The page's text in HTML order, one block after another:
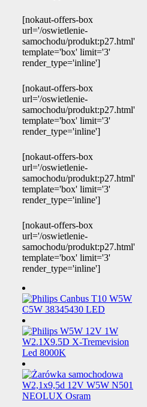
[nokaut-offers-box
url='/oswietlenie-
samochodu/produkt:p27.html'
template='box' limit='3'
render_type='inline']
[nokaut-offers-box
url='/oswietlenie-
samochodu/produkt:p27.html'
template='box' limit='3'
render_type='inline']
[nokaut-offers-box
url='/oswietlenie-
samochodu/produkt:p27.html'
template='box' limit='3'
render_type='inline']
[nokaut-offers-box
url='/oswietlenie-
samochodu/produkt:p27.html'
template='box' limit='3'
render_type='inline']